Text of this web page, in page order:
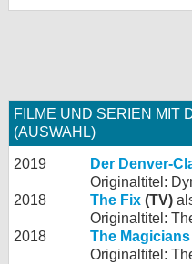
FILME UND SERIEN MIT
(AUSWAHL)
2019 Der Denver-
Originaltitel:
2018
The Fix (TV)
Originaltitel:
2018
The Magicians
Originaltitel: